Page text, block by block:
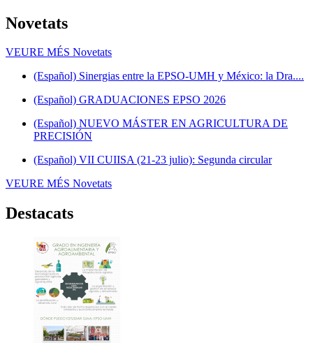
Novetats
VEURE MÉS Novetats
(Español) Sinergias entre la EPSO-UMH y México: la Dra....
(Español) GRADUACIONES EPSO 2026
(Español) NUEVO MÁSTER EN AGRICULTURA DE
PRECISIÓN
(Español) VII CUIISA (21-23 julio): Segunda circular
VEURE MÉS Novetats
Destacats